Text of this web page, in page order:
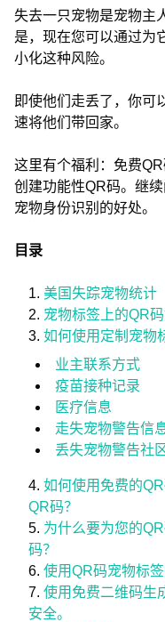
失去一只宠物是宠物主
是，现在您可以通过为
小化这种风险。
即使他们走丢了，你可
速将他们带回家。
这里有个福利：免费
创建功能性QR码。继
宠物身份识别的好处。
目录
美国失踪宠物统计
宠物标签上的QR
如何使用定制宠物
业主联系方式
疫苗接种记录
医疗信息
走失宠物警告信
丢失宠物警告社
如何使用免费的
QR码？
为什么要为您的
码？
使用QR码宠物标
使用免费二维码生
安全。